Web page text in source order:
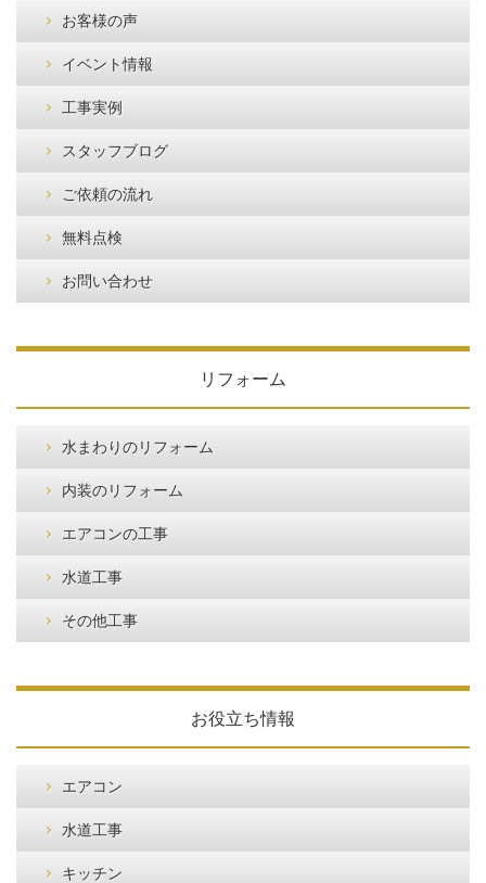
お客様の声
イベント情報
工事実例
スタッフブログ
ご依頼の流れ
無料点検
お問い合わせ
リフォーム
水まわりのリフォーム
内装のリフォーム
エアコンの工事
水道工事
その他工事
お役立ち情報
エアコン
水道工事
キッチン